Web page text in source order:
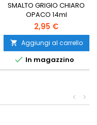
SMALTO GRIGIO CHIARO
OPACO 14ml
2,95 €
 Aggiungi al carrello
 In magazzino
>
<